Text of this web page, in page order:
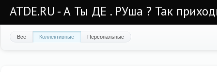
ATDE.RU - А Ты ДЕ . РУша ? Так
Все Коллективные Персональные